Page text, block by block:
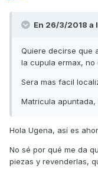
En 26/3/2018 a
Quiere decirse que
la cupula ermax, no
Sera mas facil
Matricula apuntada,
Hola Ugena, así es
No sé por qué me da
piezas y revenderlas,